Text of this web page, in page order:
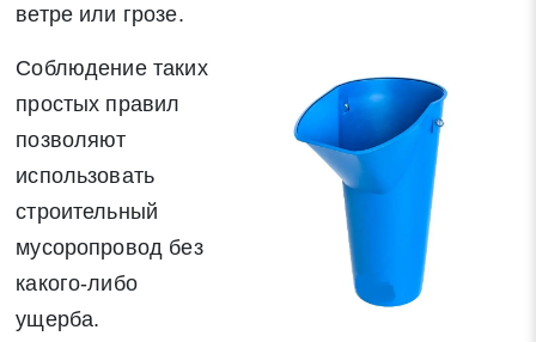
ветре или грозе.
Соблюдение таких
простых правил
позволяют
использовать
строительный
мусоропровод без
какого-либо
ущерба.